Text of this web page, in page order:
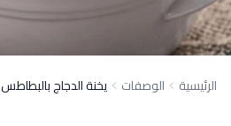
الرئيسية الوصفات يخنة الدجاج بالبطاطس